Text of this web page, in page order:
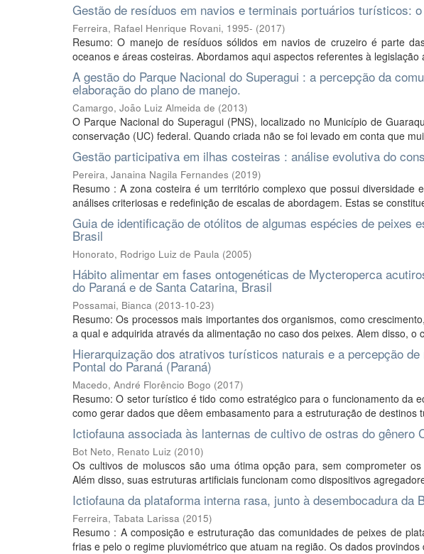
Gestão de resíduos em navios e terminais portuários turísticos:
Ferreira, Rafael Henrique Rovani, 1995- (2017)
Resumo: O manejo de resíduos sólidos em navios de cruzeiro é parte
oceanos e áreas costeiras. Abordamos aqui aspectos referentes à
A gestão do Parque Nacional do Superagui : a percepção da
elaboração do plano de manejo.
Camargo, João Luiz Almeida de (2013)
O Parque Nacional do Superagui (PNS), localizado no Município de
conservação (UC) federal. Quando criada não se foi levado em conta que
Gestão participativa em ilhas costeiras : análise evolutiva do
Pereira, Janaina Nagila Fernandes (2019)
Resumo : A zona costeira é um território complexo que possui diversidade
análises criteriosas e redefinição de escalas de abordagem. Estas se
Guia de identificação de otólitos de algumas espécies de peixes
Brasil
Honorato, Rodrigo Luiz de Paula (2005)
Hábito alimentar em fases ontogenéticas de Mycteroperca
do Paraná e de Santa Catarina, Brasil
Possamai, Bianca (2013-10-23)
Resumo: Os processos mais importantes dos organismos, como
a qual e adquirida através da alimentação no caso dos peixes. Alem disso, o
Hierarquização dos atrativos turísticos naturais e a percepção
Pontal do Paraná (Paraná)
Macedo, André Florêncio Bogo (2017)
Resumo: O setor turístico é tido como estratégico para o funcionamento da
como gerar dados que dêem embasamento para a estruturação de destinos
Ictiofauna associada às lanternas de cultivo de ostras do
Bot Neto, Renato Luiz (2010)
Os cultivos de moluscos são uma ótima opção para, sem comprometer
Além disso, suas estruturas artificiais funcionam como dispositivos
Ictiofauna da plataforma interna rasa, junto à desembocadura da
Ferreira, Tabata Larissa (2015)
Resumo : A composição e estruturação das comunidades de peixes de
frias e pelo o regime pluviométrico que atuam na região. Os dados